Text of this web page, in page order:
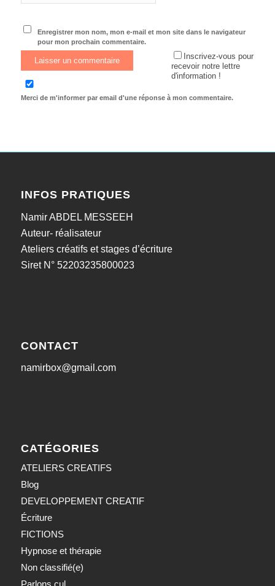
Enregistrer mon nom, mon e-mail et mon site dans le navigateur
pour mon prochain commentaire.
Inscrivez-vous pour
recevoir notre lettre
d'information !
Merci de m'informer par email d'une réponse à mon commentaire.
INFOS PRATIQUES
Namir ABDEL MESSEEH
Auteur- réalisateur
Ateliers créatifs et stages d’écriture
Siret N° 52203235800023
CONTACT
namirbox@gmail.com
CATÉGORIES
ATELIERS CREATIFS
Blog
DEVELOPPEMENT CREATIF
Écriture
FICTIONS
Hypnose et thérapie
Non classifié(e)
Parlons cul